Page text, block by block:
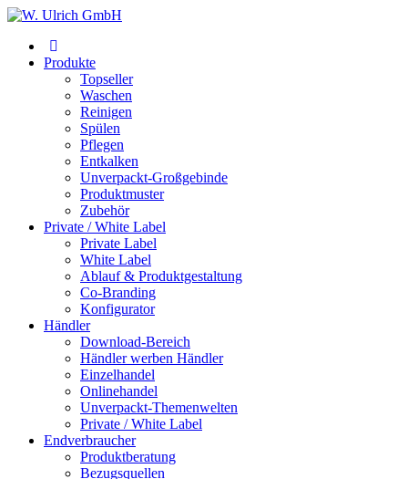
Produkte
Topseller
Waschen
Reinigen
Spülen
Pflegen
Entkalken
Unverpackt-Großgebinde
Produktmuster
Zubehör
Private / White Label
Private Label
White Label
Ablauf & Produktgestaltung
Co-Branding
Konfigurator
Händler
Download-Bereich
Händler werben Händler
Einzelhandel
Onlinehandel
Unverpackt-Themenwelten
Private / White Label
Endverbraucher
Produktberatung
Bezugsquellen